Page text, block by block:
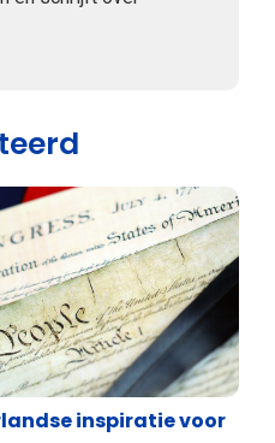
inspiratie voor